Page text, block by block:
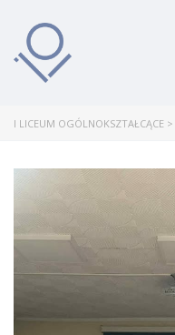
I LICEUM OGÓLNOKSZTAŁCĄCE >